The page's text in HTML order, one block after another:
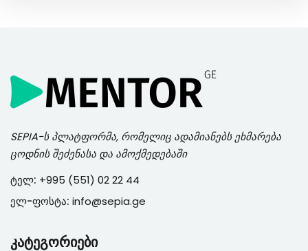
SEPIA-ს პლატფორმა, რომელიც ადამიანებს ეხმარება
ცოდნის შეძენასა და ამოქმედებაში
ტელ: +995 (551) 02 22 44
ელ-ფოსტა: info@sepia.ge
კატეგორიები